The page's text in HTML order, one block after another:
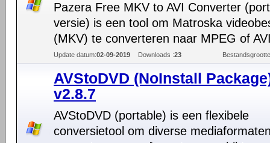
Pazera Free MKV to AVI Converter
versie) is een tool om Matroska
(MKV) te converteren naar MPEG of
Update datum:02-09-2019 Downloads :23
AVStoDVD (NoInstall
v2.8.7
AVStoDVD (portable) is een flexibele
conversietool om diverse